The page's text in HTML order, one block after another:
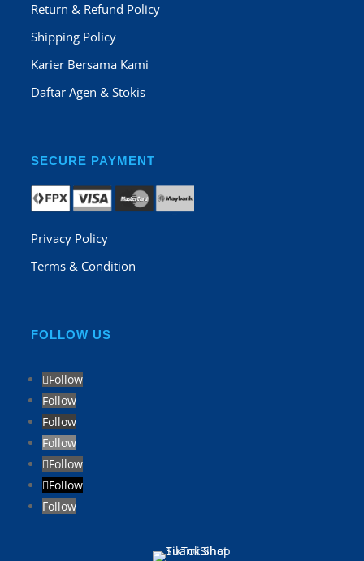
Return & Refund Policy
Shipping Policy
Karier Bersama Kami
Daftar Agen & Stokis
SECURE PAYMENT
Privacy Policy
Terms & Condition
FOLLOW US
Follow
Follow
Follow
Follow
Follow
Follow
Follow